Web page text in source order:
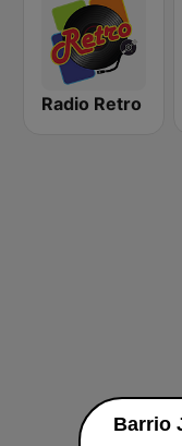
Radio Retro